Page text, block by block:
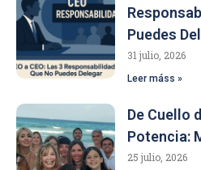
Puedes
31 julio, 2026
Leer máss »
De Cuello
Potencia:
25 julio, 2026